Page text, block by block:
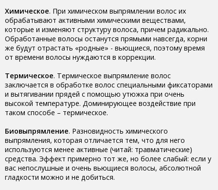
Химическое. При химическом выпрямлении волос их
обрабатывают активными химическими веществами,
которые и изменяют структуру волоса, причем радикально.
Обработанные волосы останутся прямыми навсегда, корни
же будут отрастать «родные» - вьющиеся, поэтому время
от времени волосы нуждаются в коррекции.
Термическое. Термическое выпрямление волос
заключается в обработке волос специальными фиксаторами
и вытягивании прядей с помощью утюжка при очень
высокой температуре. Доминирующее воздействие при
таком способе – термическое.
Биовыпрямление. Разновидность химического
выпрямления, которая отличается тем, что для него
используются менее активные (читай: травматические)
средства. Эффект примерно тот же, но более слабый: если у
вас непослушные и очень вьющиеся волосы, абсолютной
гладкости можно и не добиться.